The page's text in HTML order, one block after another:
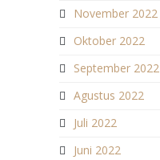
November 2022
Oktober 2022
September 2022
Agustus 2022
Juli 2022
Juni 2022